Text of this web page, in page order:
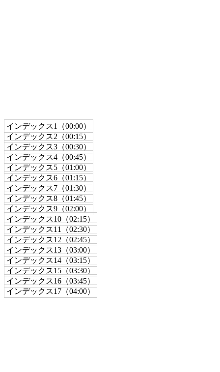
インデックス1（00:00）
インデックス2（00:15）
インデックス3（00:30）
インデックス4（00:45）
インデックス5（01:00）
インデックス6（01:15）
インデックス7（01:30）
インデックス8（01:45）
インデックス9（02:00）
インデックス10（02:15）
インデックス11（02:30）
インデックス12（02:45）
インデックス13（03:00）
インデックス14（03:15）
インデックス15（03:30）
インデックス16（03:45）
インデックス17（04:00）